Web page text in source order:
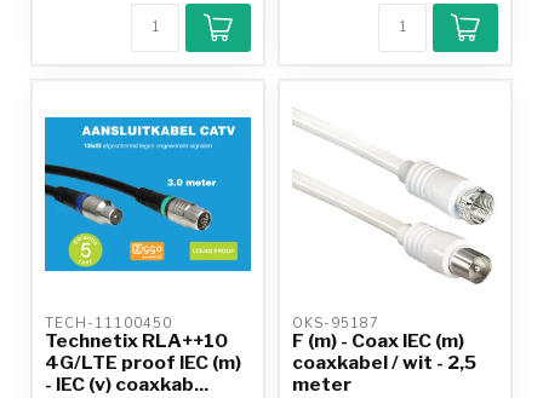
TECH-11100450
Technetix RLA++10
4G/LTE proof IEC (m)
- IEC (v) coaxkab...
OKS-95187
F (m) - Coax IEC (m)
coaxkabel / wit - 2,5
meter